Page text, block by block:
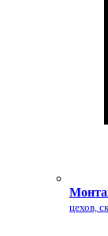
цехов,